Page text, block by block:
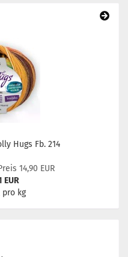
Hugs Fb. 214
14,90 EUR
EUR
pro kg